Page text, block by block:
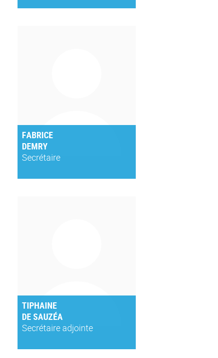
FABRICE
DEMRY
Secrétaire
TIPHAINE
DE SAUZÉA
Secrétaire adjointe